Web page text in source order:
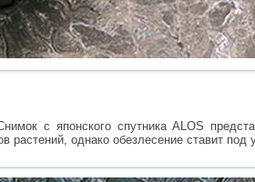
с японского спутника ALOS
растений, однако обезлесение ставит